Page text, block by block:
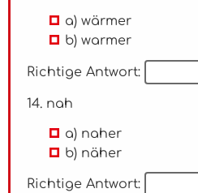
a) wärmer
b) warmer
Richtige Antwort:
14. nah
a) naher
b) näher
Richtige Antwort: